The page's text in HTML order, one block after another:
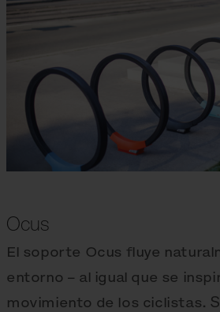
Ocus
El soporte Ocus fluye
entorno – al igual que se
movimiento de los ciclistas.